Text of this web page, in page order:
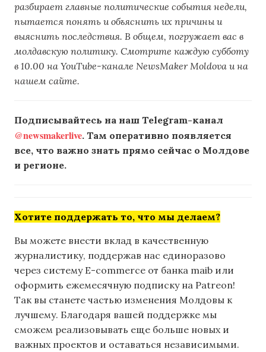
разбирает главные политические события недели,
пытается понять и объяснить их причины и
выяснить последствия. В общем, погружает вас в
молдавскую политику. Смотрите каждую субботу
в 10.00 на YouTube-канале NewsMaker Moldova и на
нашем сайте.
Подписывайтесь на наш Telegram-канал
@newsmakerlive. Там оперативно появляется
все, что важно знать прямо сейчас о Молдове
и регионе.
Хотите поддержать то, что мы делаем?
Вы можете внести вклад в качественную
журналистику, поддержав нас единоразово
через систему E-commerce от банка maib или
оформить ежемесячную подписку на Patreon!
Так вы станете частью изменения Молдовы к
лучшему. Благодаря вашей поддержке мы
сможем реализовывать еще больше новых и
важных проектов и оставаться независимыми.